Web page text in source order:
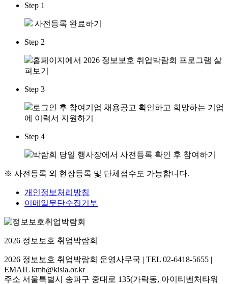
Step 1
사전등록 완료하기
Step 2
홈페이지에서 2026 정보보호 취업박람회 프로그램 살
펴보기
Step 3
로그인 후 참여기업 채용공고 확인하고 희망하는 기업
에 이력서 지원하기
Step 4
박람회 당일 행사장에서 사전등록 확인 후 참여하기
※ 사전등록 외 현장등록 및 단체접수도 가능합니다.
개인정보처리방침
이메일무단수집거부
2026 정보보호 취업박람회
2026 정보보호 취업박람회 운영사무국 | TEL 02-6418-5655 |
EMAIL kmh@kisia.or.kr
주소 서울특별시 송파구 중대로 135(가락동, 아이티벤처타워